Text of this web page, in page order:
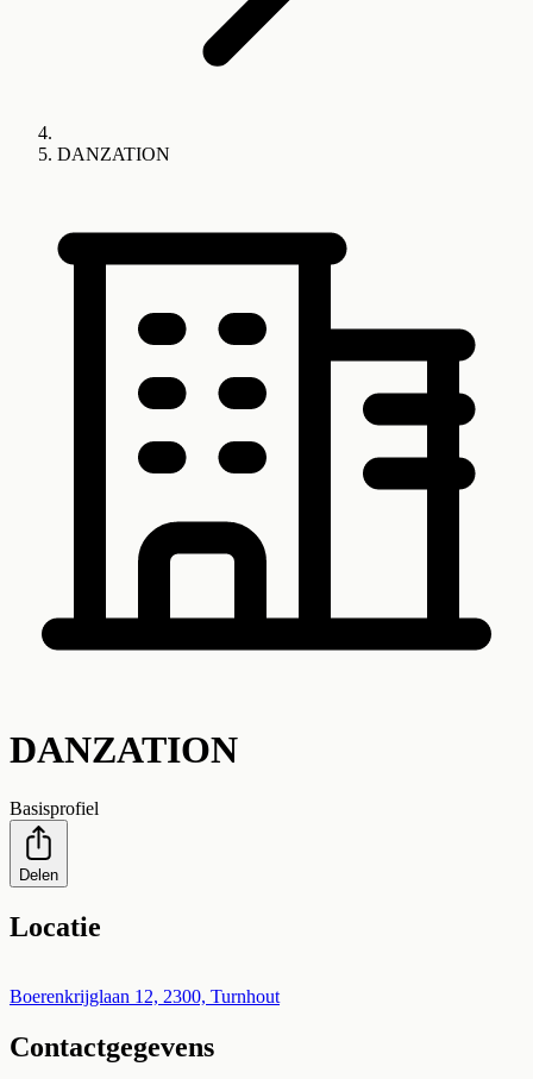
DANZATION
DANZATION
Basisprofiel
Delen
Locatie
+
−
Boerenkrijglaan 12, 2300, Turnhout
Contactgegevens